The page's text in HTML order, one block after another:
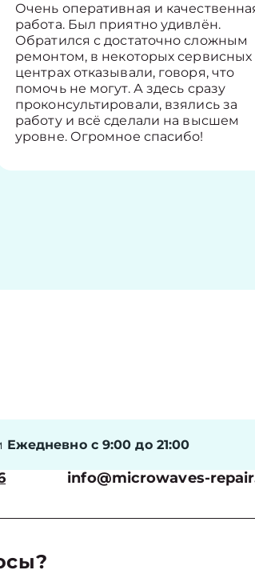
Очень оперативная и
работа. Был приятно удивлён.
Обратился с достаточно сложным
ремонтом, в некоторых сервисных
центрах отказывали, говоря, что
помочь не могут. А здесь сразу
проконсультировали, взялись за
работу и всё сделали на высшем
уровне. Огромное спасибо!
Ежедневно с 9:00 до 21:00
info@microwaves-